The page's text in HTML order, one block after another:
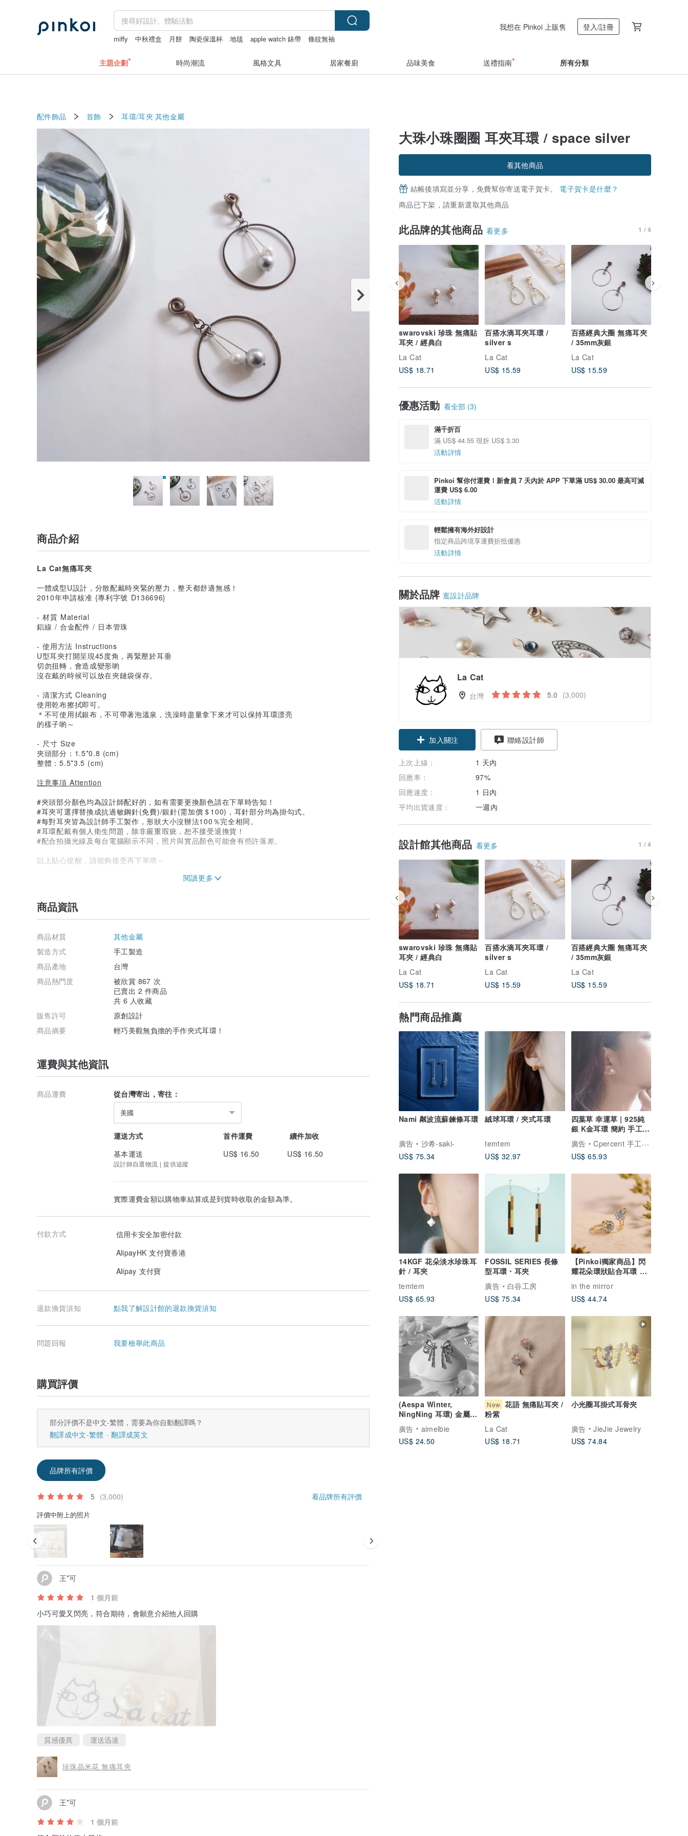
miffy 中秋禮盒 月餅 陶瓷保溫杯 地毯 apple watch 錶帶
條紋無袖
我想在 Pinkoi 上販售 登入/註冊
主題企劃 時尚潮流 風格文具 居家餐廚 品味美食 送禮指南 所有分類
配件飾品 首飾 耳環/耳夾 其他金屬
大珠小珠圈圈 耳夾耳環 / space silver
看其他商品
結帳後填寫並分享，免費幫你寄送電子賀卡。 電子賀卡是什麼？
商品已下架，請重新選取其他商品
此品牌的其他商品 看更多 1 / 4
swarovski 珍珠 無痛貼
耳夾 / 經典白
La Cat
US$ 18.71
百搭水滴耳夾耳環 /
silver s
La Cat
US$ 15.59
百搭經典大圈 無痛耳夾
/ 35mm灰銀
La Cat
US$ 15.59
優惠活動 看全部 (3)
滿千折百
滿 US$ 44.55 現折 US$ 3.30
活動詳情
Pinkoi 幫你付運費！新會員 7 天內於 APP 下單滿 US$ 30.00 最高可減
運費 US$ 6.00
活動詳情
輕鬆擁有海外好設計
指定商品跨境享運費折抵優惠
活動詳情
關於品牌 逛設計品牌
La Cat
台灣 5.0 (3,000)
加入關注 聯絡設計師
上次上線：
1 天內
回應率：
97%
回應速度：
1 日內
平均出貨速度：
一週內
設計館其他商品 看更多 1 / 4
swarovski 珍珠 無痛貼
耳夾 / 經典白
La Cat
US$ 18.71
百搭水滴耳夾耳環 /
silver s
La Cat
US$ 15.59
百搭經典大圈 無痛耳夾
/ 35mm灰銀
La Cat
US$ 15.59
熱門商品推薦
Nami 粼波流蘇鍊條耳環
廣告
沙希-saki-
US$ 75.34
絨球耳環 / 夾式耳環
temtem
US$ 32.97
四葉草 幸運草 | 925純
銀 K金耳環 簡約 手工銀
飾 情人禮物
廣告
Cpercent 手工飾品
US$ 65.93
14KGF 花朵淡水珍珠耳
針 / 耳夾
temtem
US$ 65.93
FOSSIL SERIES 長條
型耳環・耳夾
廣告
白谷工房
US$ 75.34
【Pinkoi獨家商品】閃
耀花朵環狀貼合耳環 淺
藍色 花朵 線鑽 淺藍
in the mirror
US$ 44.74
(Aespa Winter,
NingNing 耳環) 金屬液
態緞帶耳環 - 銀色
廣告
aimelbie
US$ 24.50
New 花語 無痛貼耳夾 /
粉紫
La Cat
US$ 18.71
小光圈耳掛式耳骨夾
廣告
JieJie Jewelry
US$ 74.84
商品介紹
La Cat無痛耳夾
一體成型U設計，分散配戴時夾緊的壓力，整天都舒適無感！
2010年申請核准 {專利字號 D136696}
- 材質 Material
鋁線 / 合金配件 / 日本管珠
- 使用方法 Instructions
U型耳夾打開呈現45度角，再緊壓於耳垂
切勿扭轉，會造成變形喲
沒在戴的時候可以放在夾鏈袋保存。
- 清潔方式 Cleaning
使用乾布擦拭即可。
＊不可使用拭銀布，不可帶著泡溫泉，洗澡時盡量拿下來才可以保持耳環漂亮
的樣子喲～
- 尺寸 Size
夾頭部分：1.5*0.8 (cm)
整體：5.5*3.5 (cm)
注意事項 Attention
#夾頭部分顏色均為設計師配好的，如有需要更換顏色請在下單時告知！
#耳夾可選擇替換成抗過敏鋼針(免費)/銀針(需加價＄100)，耳針部分均為掛勾式。
#每對耳夾皆為設計師手工製作，形狀大小沒辦法100％完全相同。
#耳環配戴有個人衛生問題，除非嚴重瑕疵，恕不接受退換貨！
#配合拍攝光線及每台電腦顯示不同，照片與實品顏色可能會有些許落差。
以上貼心提醒，請能夠接受再下單唷～
商品資訊
商品材質
其他金屬
製造方式
手工製造
商品產地
台灣
商品熱門度
被欣賞 867 次
已賣出 2 件商品
共 6 人收藏
販售許可
原創設計
商品摘要
輕巧美觀無負擔的手作夾式耳環！
運費與其他資訊
商品運費 從台灣寄出，寄往：
美國
運送方式 首件運費
續件加收
基本運送
US$ 16.50 US$ 16.50
設計師自選物流 | 提供追蹤
實際運費金額以購物車結算或是到貨時收取的金額為準。
付款方式
信用卡安全加密付款
AlipayHK 支付寶香港
Alipay 支付寶
退款換貨須知 點我了解設計館的退款換貨須知
問題回報 我要檢舉此商品
購買評價
部分評價不是中文-繁體，需要為你自動翻譯嗎？
翻譯成中文-繁體
翻譯成英文
品牌所有評價
5 (3,000) 看品牌所有評價
評價中附上的照片
王*可
1 個月前
小巧可愛又閃亮，符合期待，會願意介紹他人回購
質感優異 運送迅速
珍珠晶米花 無痛耳夾
王*可
1 個月前